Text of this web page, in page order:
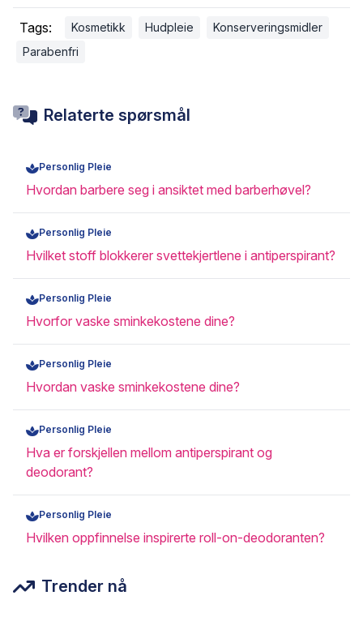
Tags: Kosmetikk Hudpleie
Konserveringsmidler
Parabenfri
Relaterte spørsmål
Personlig Pleie
Hvordan barbere seg i ansiktet med barberhøvel?
Personlig Pleie
Hvilket stoff blokkerer svettekjertlene i antiperspirant?
Personlig Pleie
Hvorfor vaske sminkekostene dine?
Personlig Pleie
Hvordan vaske sminkekostene dine?
Personlig Pleie
Hva er forskjellen mellom antiperspirant og
deodorant?
Personlig Pleie
Hvilken oppfinnelse inspirerte roll-on-deodoranten?
Trender nå